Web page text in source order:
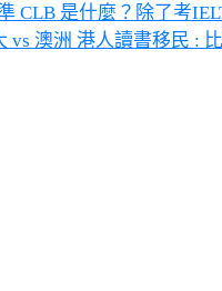
CLB 是什麼？除了考
vs 澳洲 港人讀書移民 :